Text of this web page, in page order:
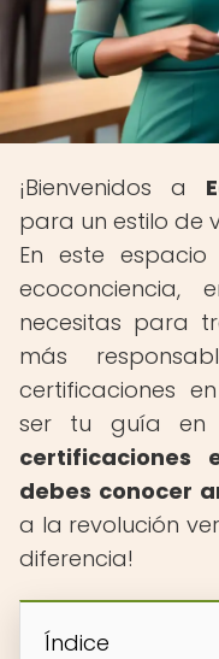
¡Bienvenidos a
para un estilo de
En este
ecoconciencia,
necesitas para
más
certificaciones
ser tu guía en
certificaciones
debes conocer
a la revolución
diferencia!
Índice